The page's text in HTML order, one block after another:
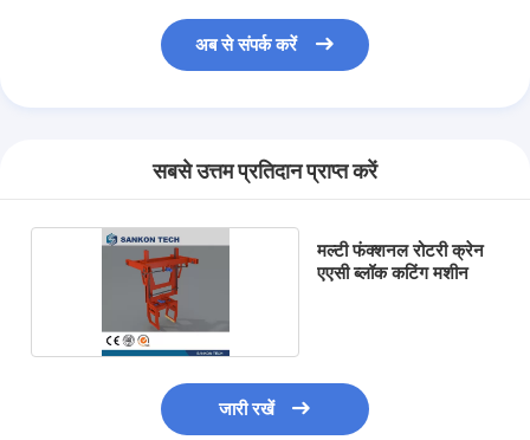
अब से संपर्क करें
सबसे उत्तम प्रतिदान प्राप्त करें
मल्टी फंक्शनल रोटरी क्रेन
एएसी ब्लॉक कटिंग मशीन
जारी रखें